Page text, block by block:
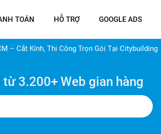
TOÁN HỖ TRỢ GOOGLE ADS
– Cắt Kính, Thi Công Trọn Gói Tại Citybuilding
3.200+ Web gian hàng